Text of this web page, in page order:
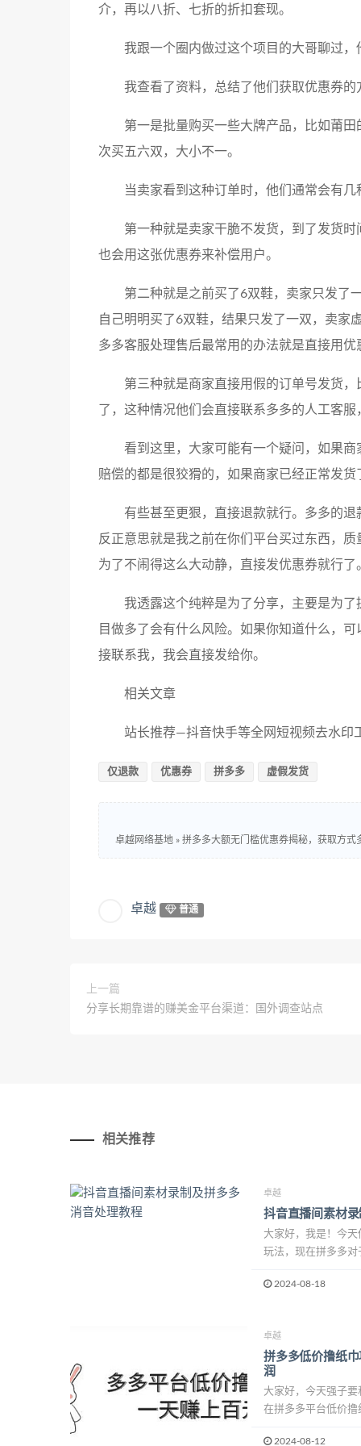
介，再以八折、七折的折扣套现。
我跟一个圈内做过这个项目的大哥聊过
我查看了资料，总结了他们获取优惠券的
第一是批量购买一些大牌产品，比如莆
次买五六双，大小不一。
当卖家看到这种订单时，他们通常会有几
第一种就是卖家干脆不发货，到了发货
也会用这张优惠券来补偿用户。
第二种就是之前买了6双鞋，卖家只发了
自己明明买了6双鞋，结果只发了一双，卖家
多多客服处理售后最常用的办法就是直接用优
第三种就是商家直接用假的订单号发货
了，这种情况他们会直接联系多多的人工客
看到这里，大家可能有一个疑问，如果
赔偿的都是很狡猾的，如果商家已经正常发
有些甚至更狠，直接退款就行。多多的
反正意思就是我之前在你们平台买过东西，
为了不闹得这么大动静，直接发优惠券就行了
我透露这个纯粹是为了分享，主要是为
目做多了会有什么风险。如果你知道什么，
接联系我，我会直接发给你。
相关文章
站长推荐—抖音快手等全网短视频去水印
仅退款 优惠券 拼多多 虚假发货
卓越网络基地 » 拼多多大额无门槛优惠券揭秘，获取方式
卓越 普通
上一篇
分享长期靠谱的赚美金平台渠道：国外调查站点
相关推荐
卓越
抖音直播间素材
大家好，我是！今
玩法，现在拼多多对
2024-08-18
卓越
拼多多低价撸纸
润
大家好，今天强子
在拼多多平台低价撸
2024-08-12